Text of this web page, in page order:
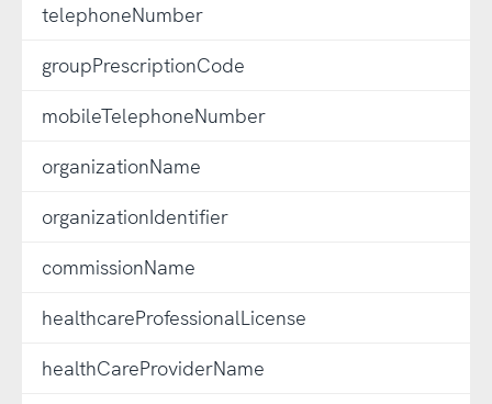
telephoneNumber
groupPrescriptionCode
mobileTelephoneNumber
organizationName
organizationIdentifier
commissionName
healthcareProfessionalLicense
healthCareProviderName